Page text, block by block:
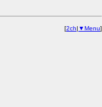
[2ch| ▼Menu]